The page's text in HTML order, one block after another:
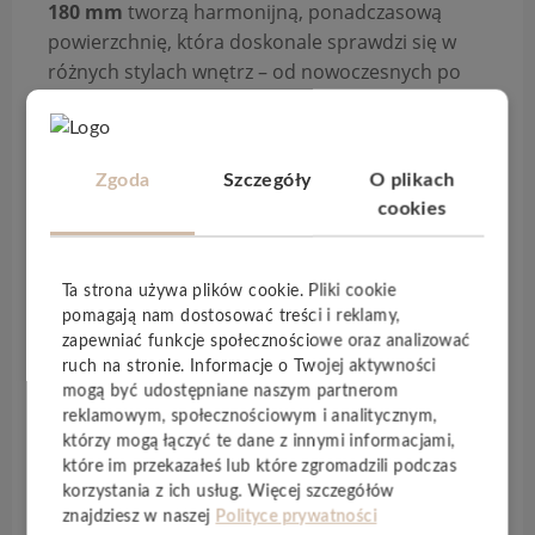
180 mm tworzą harmonijną, ponadczasową
powierzchnię, która doskonale sprawdzi się w
różnych stylach wnętrz – od nowoczesnych po
Panele o grubości
oddaje naturalny wygląd i charakter desek.
dodatkowo podkreśla
eleganckiego wykończenia.
Dzięki systemowi zamków5Gmontaż jest szybki,
intuicyjny i bezklejowy, co pozwala na sprawne
ułożenie podłogi bez konieczności użycia
specjalistycznych narzędzi.Wodoodporna
konstrukcja sprawia, że panele mogą być
stosowane w całym domu – również w
pomieszczeniach narażonych na wilgoć, takich
jak kuchnia czy przedpokój.
Zgoda Szczegóły
O plikach
cookies
Ta strona używa plików cookie. Pliki cookie
pomagają nam dostosować treści i reklamy,
zapewniać funkcje społecznościowe oraz analizować
ruch na stronie. Informacje o Twojej aktywności
mogą być udostępniane naszym partnerom
reklamowym, społecznościowym i analitycznym,
którzy mogą łączyć te dane z innymi informacjami,
które im przekazałeś lub które zgromadzili podczas
korzystania z ich usług. Więcej szczegółów
znajdziesz w naszej Polityce prywatności